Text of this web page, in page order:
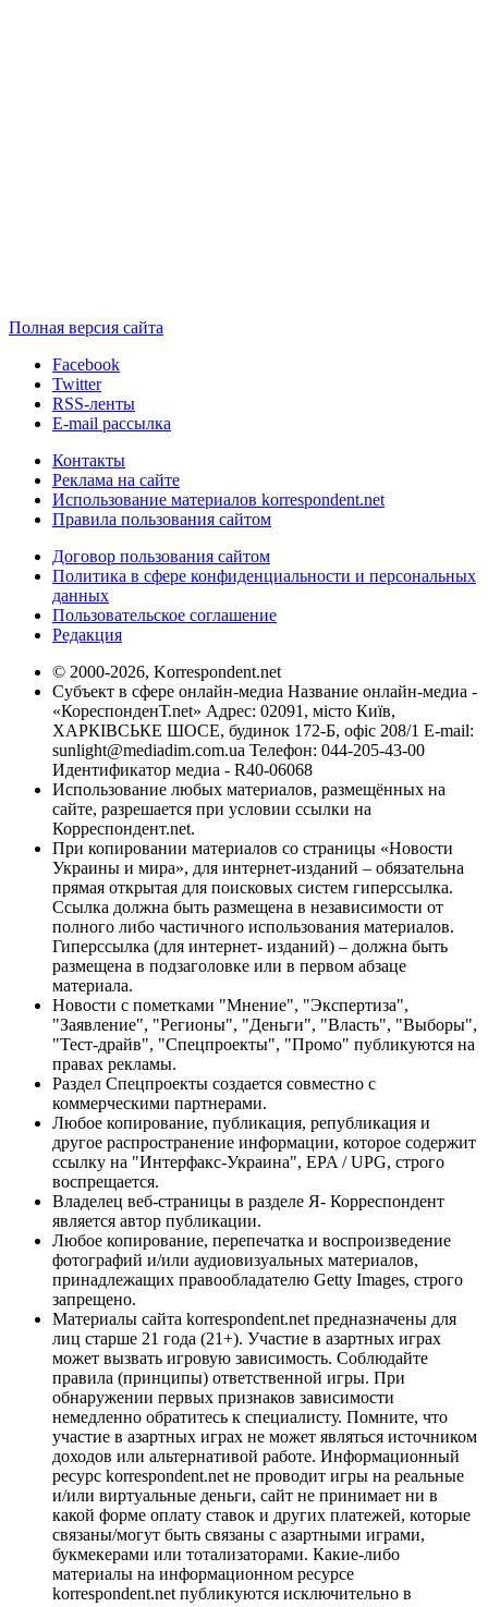
Полная версия сайта
Facebook
Twitter
RSS-ленты
E-mail рассылка
Контакты
Реклама на сайте
Использование материалов korrespondent.net
Правила пользования сайтом
Договор пользования сайтом
Политика в сфере конфиденциальности и персональных
данных
Пользовательское соглашение
Редакция
© 2000-2026, Korrespondent.net
Субъект в сфере онлайн-медиа Название онлайн-медиа -
«КореспонденТ.net» Адрес: 02091, місто Київ,
ХАРКІВСЬКЕ ШОСЕ, будинок 172-Б, офіс 208/1 E-mail:
sunlight@mediadim.com.ua Телефон: 044-205-43-00
Идентификатор медиа - R40-06068
Использование любых материалов, размещённых на
сайте, разрешается при условии ссылки на
Корреспондент.net.
При копировании материалов со страницы «Новости
Украины и мира», для интернет-изданий – обязательна
прямая открытая для поисковых систем гиперссылка.
Ссылка должна быть размещена в независимости от
полного либо частичного использования материалов.
Гиперссылка (для интернет- изданий) – должна быть
размещена в подзаголовке или в первом абзаце
материала.
Новости с пометками "Мнение", "Экспертиза",
"Заявление", "Регионы", "Деньги", "Власть", "Выборы",
"Тест-драйв", "Спецпроекты", "Промо" публикуются на
правах рекламы.
Раздел Спецпроекты создается совместно с
коммерческими партнерами.
Любое копирование, публикация, републикация и
другое распространение информации, которое содержит
ссылку на "Интерфакс-Украина", EPA / UPG, строго
воспрещается.
Владелец веб-страницы в разделе Я- Корреспондент
является автор публикации.
Любое копирование, перепечатка и воспроизведение
фотографий и/или аудиовизуальных материалов,
принадлежащих правообладателю Getty Images, строго
запрещено.
Материалы сайта korrespondent.net предназначены для
лиц старше 21 года (21+). Участие в азартных играх
может вызвать игровую зависимость. Соблюдайте
правила (принципы) ответственной игры. При
обнаружении первых признаков зависимости
немедленно обратитесь к специалисту. Помните, что
участие в азартных играх не может являться источником
доходов или альтернативой работе. Информационный
ресурс korrespondent.net не проводит игры на реальные
и/или виртуальные деньги, сайт не принимает ни в
какой форме оплату ставок и других платежей, которые
связаны/могут быть связаны с азартными играми,
букмекерами или тотализаторами. Какие-либо
материалы на информационном ресурсе
korrespondent.net публикуются исключительно в